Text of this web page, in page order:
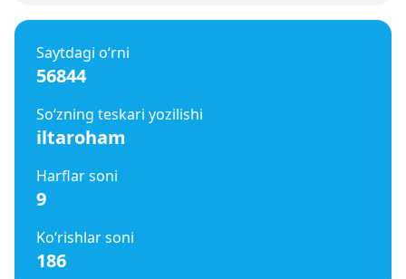
Saytdagi o‘rni
56844
So‘zning teskari yozilishi
iltaroham
Harflar soni
9
Ko‘rishlar soni
186